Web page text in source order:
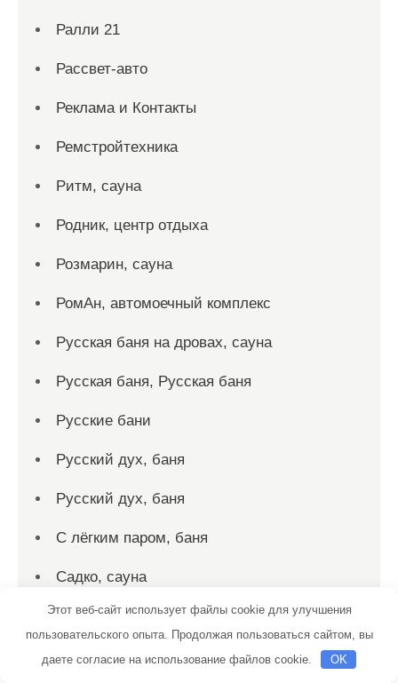
Ралли 21
Рассвет-авто
Реклама и Контакты
Ремстройтехника
Ритм, сауна
Родник, центр отдыха
Розмарин, сауна
РомАн, автомоечный комплекс
Русская баня на дровах, сауна
Русская баня, Русская баня
Русские бани
Русский дух, баня
Русский дух, баня
С лёгким паром, баня
Садко, сауна
Салтыковские бани
Сауна, Сауна
Этот веб-сайт использует файлы cookie для улучшения
пользовательского опыта. Продолжая пользоваться сайтом, вы
даете согласие на использование файлов cookie.
OK